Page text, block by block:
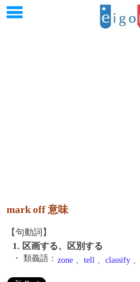
mark off 意味
【句動詞】
1. 区画する、区別する
・ 類義語： zone 、 tell 、 classify 、